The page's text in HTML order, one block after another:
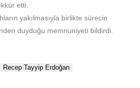
etti.
yakılmasıyla birlikte sürecin
duyduğu memnuniyeti bildirdi.